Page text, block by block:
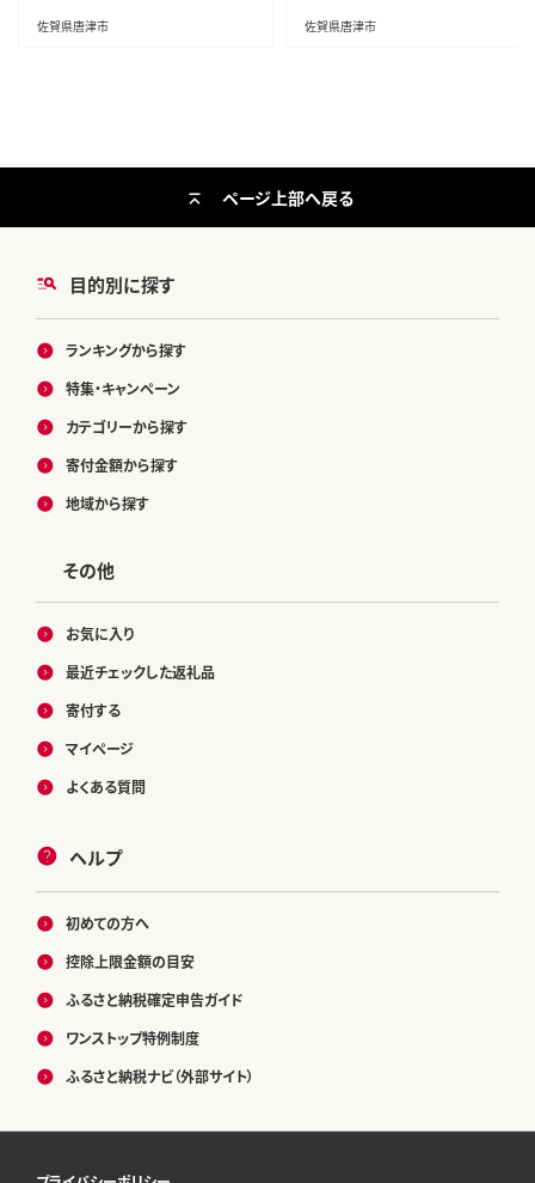
佐賀県唐津市 佐賀県唐津市
目的別に探す
ランキングから探す
特集・キャンペーン
カテゴリーから探す
寄付金額から探す
地域から探す
その他
お気に入り
最近チェックした返礼品
寄付する
マイページ
よくある質問
ヘルプ
初めての方へ
控除上限金額の目安
ふるさと納税確定申告ガイド
ワンストップ特例制度
ふるさと納税ナビ（外部サイト）
ページ上部へ戻る